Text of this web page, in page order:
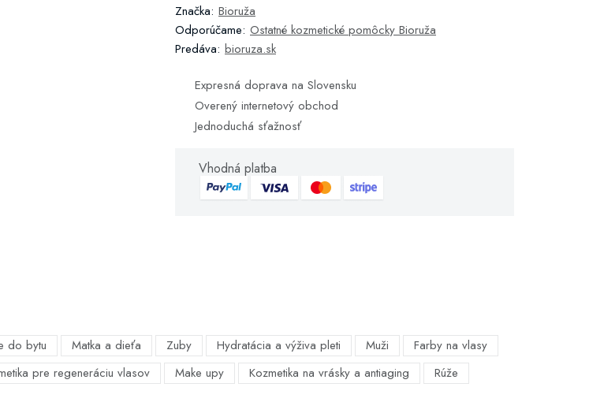
Značka: Bioruža
Odporúčame: Ostatné kozmetické pomôcky Bioruža
Predáva: bioruza.sk
Expresná doprava na Slovensku
Overený internetový obchod
Jednoduchá sťažnosť
Vhodná platba
do bytu Matka a dieťa Zuby Hydratácia a výživa pleti Muži
Farby na vlasy
pre regeneráciu vlasov Make upy Kozmetika na vrásky a antiaging
Rúže